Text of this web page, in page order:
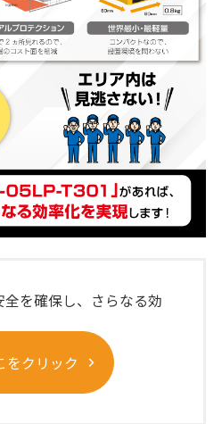
を確保し、さらなる効
をクリック